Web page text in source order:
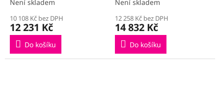
Není skladem
10 108 Kč bez DPH
12 231 Kč
Do košíku
Není skladem
12 258 Kč bez DPH
14 832 Kč
Do košíku